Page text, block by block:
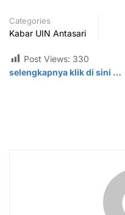
Categories
Kabar UIN Antasari
Post Views: 330
selengkapnya klik di sini …